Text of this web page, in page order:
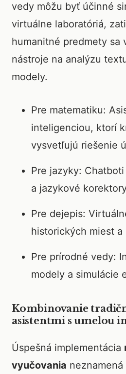
vedy môžu byť účinné
virtuálne laboratóriá,
humanitné predmety sa
nástroje na analýzu
modely.
Pre matematiku:
inteligenciou, ktorí
vysvetľujú riešenie
Pre jazyky:
a jazykové
Pre dejepis:
historických miest a
Pre prírodné vedy:
modely a simulácie
Kombinovanie
asistentmi s umelou
Úspešná implementácia
vyučovania